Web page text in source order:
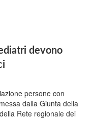
devono
persone con
dalla Giunta della
Rete regionale dei